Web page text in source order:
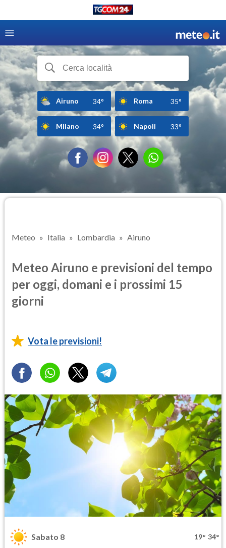
Airuno 34° Roma 35°
Milano 34° Napoli 33°
Meteo Italia Lombardia Airuno
Meteo Airuno e previsioni del tempo
per oggi, domani e i prossimi 15
giorni
Vota le previsioni!
Sabato 8 19° 34°